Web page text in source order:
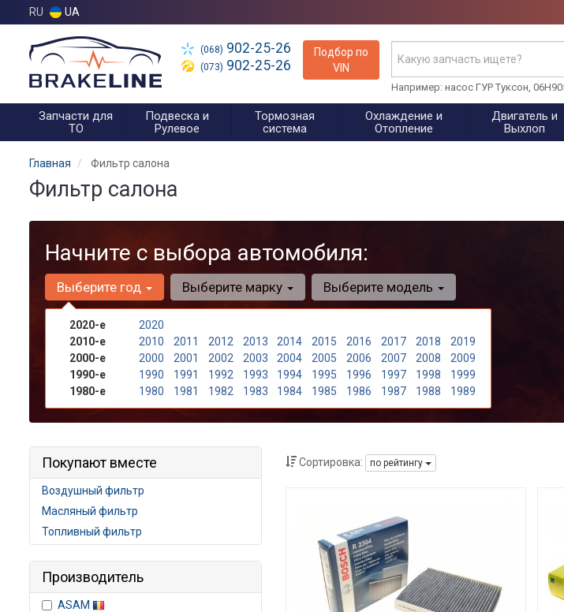
RU UA
(068) 902-25-26
(073) 902-25-26
Подбор по
VIN
Например: насос ГУР Туксон,
Запчасти для
ТО
Подвеска и
Рулевое
Тормозная
система
Охлаждение и
Отопление
Двигатель и
Выхлоп
Главная Фильтр салона
Фильтр салона
Начните с выбора автомобиля:
Выберите год
2020-е
2020
2010-е
2010 2011 2012 2013 2014 2015 2016 2017 2018
2019
2000-е
2000 2001 2002 2003 2004 2005 2006 2007 2008
2009
1990-е
1990 1991 1992 1993 1994 1995 1996 1997 1998
1999
1980-е
1980 1981 1982 1983 1984 1985 1986 1987 1988 1989
Выберите марку Выберите модель
Покупают вместе
Воздушный фильтр
Масляный фильтр
Топливный фильтр
Производитель
ASAM
Сортировка: по рейтингу